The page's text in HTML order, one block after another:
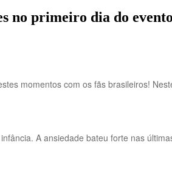
no primeiro dia do
momentos com os fãs brasileiros!
A ansiedade bateu forte nas